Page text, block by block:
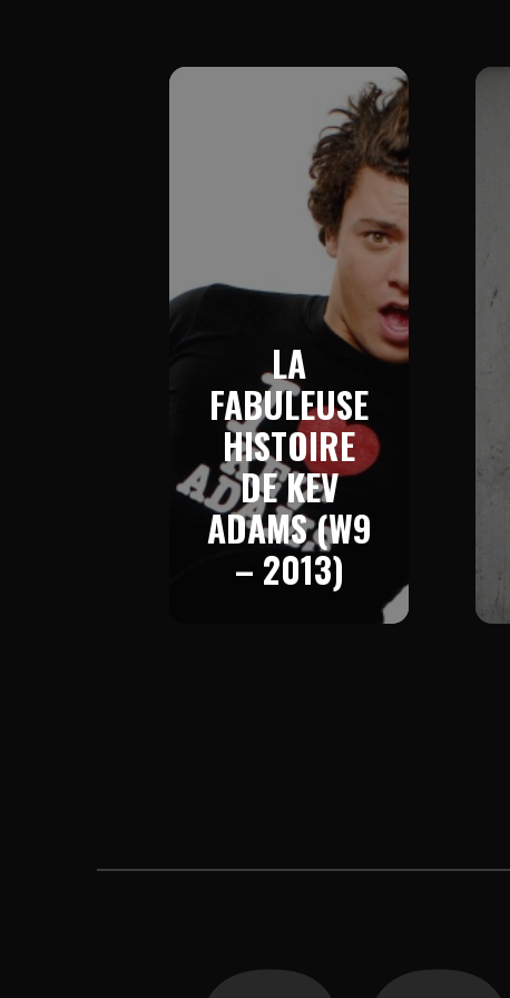
LA
FABULEUSE
HISTOIRE
DE KEV
ADAMS (W9
– 2013)